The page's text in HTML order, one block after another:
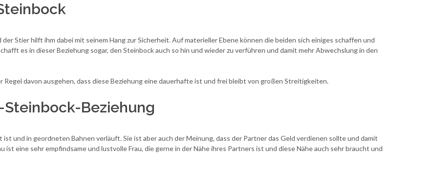
Stier hilft ihm dabei mit seinem Hang zur Sicherheit. Auf materieller Ebene können die beiden sich einiges schaffen und
es in dieser Beziehung sogar, den Steinbock auch so hin und wieder zu verführen und damit mehr Abwechslung in den
Regel davon ausgehen, dass diese Beziehung eine dauerhafte ist und frei bleibt von großen Streitigkeiten.
Steinbock-Beziehung
und in geordneten Bahnen verläuft. Sie ist aber auch der Meinung, dass der Partner das Geld verdienen sollte und damit
ist eine sehr empfindsame und lustvolle Frau, die gerne in der Nähe ihres Partners ist und diese Nähe auch sehr braucht und